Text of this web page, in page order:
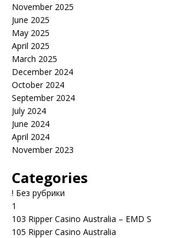
November 2025
June 2025
May 2025
April 2025
March 2025
December 2024
October 2024
September 2024
July 2024
June 2024
April 2024
November 2023
Categories
! Без рубрики
1
103 Ripper Casino Australia – EMD S
105 Ripper Casino Australia